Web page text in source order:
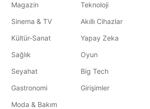
Magazin
Sinema & TV
Kültür-Sanat
Sağlık
Seyahat
Gastronomi
Moda & Bakım
Teknoloji
Akıllı Cihazlar
Yapay Zeka
Oyun
Big Tech
Girişimler